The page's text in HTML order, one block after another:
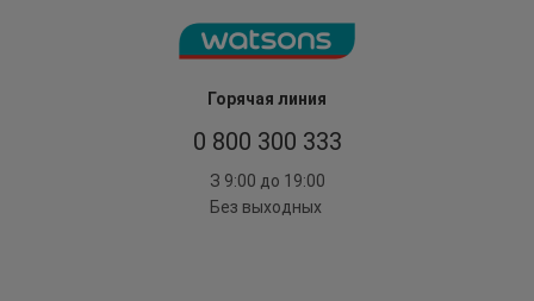
Горячая линия
0 800 300 333
З 9:00 до 19:00
Без выходных